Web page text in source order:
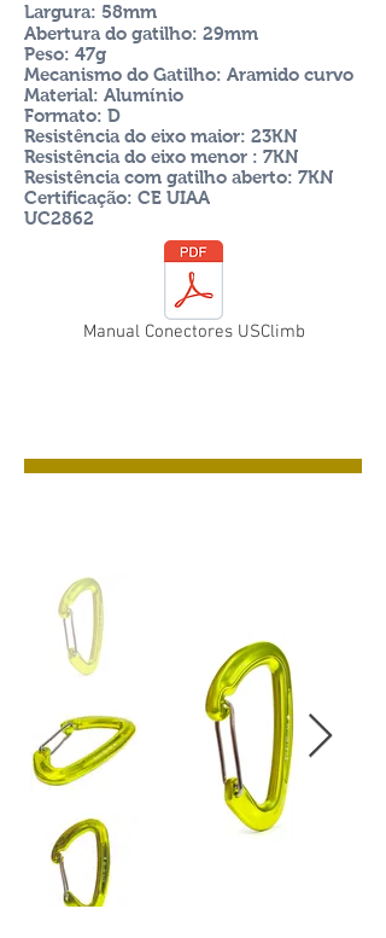
Largura: 58mm
Abertura do gatilho: 29mm
Peso: 47g
Mecanismo do Gatilho: Aramido curvo
Material: Alumínio
Formato: D
Resistência do eixo maior: 23KN
Resistência do eixo menor : 7KN
Resistência com gatilho aberto: 7KN
Certificação: CE UIAA
UC2862
Manual Conectores USClimb